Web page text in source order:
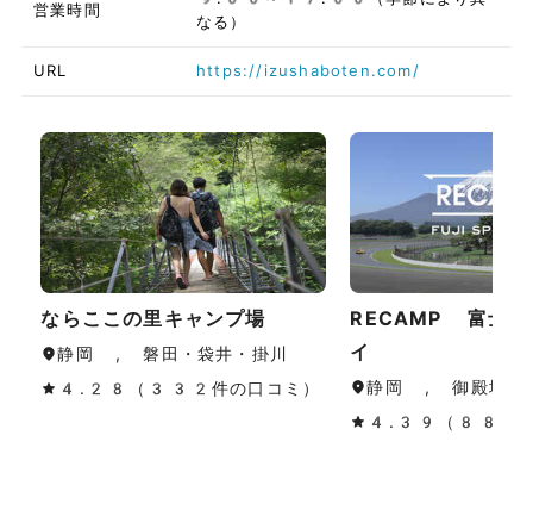
営業時間
なる）
URL https://izushaboten.com/
ならここの里キャンプ場
静岡 , 磐田・袋井・掛川
4.28（332件の口コミ）
RECAMP 富士ス
イ
静岡 , 御殿場・
4.39（88件の